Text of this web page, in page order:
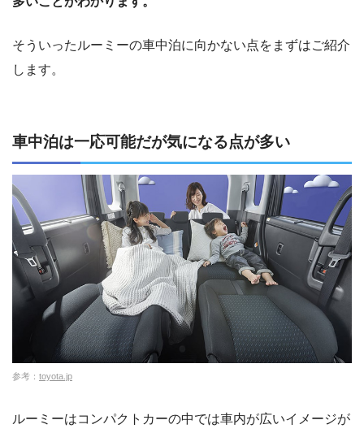
そういったルーミーの車中泊に向かない点をまずはご紹介
します。
車中泊は一応可能だが気になる点が多い
参考： toyota.jp
ルーミーはコンパクトカーの中では車内が広いイメージが